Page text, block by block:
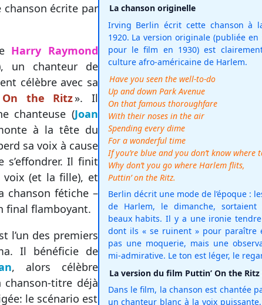
écrite par
Harry Raymond
un chanteur de
célèbre avec sa
On the Ritz». Il
chanteuse (Joan
à la tête du
sa voix à cause
s’effondrer. Il finit
voix (et la fille), et
chanson fétiche –
final flamboyant.
l’un des premiers
Il bénéficie de
, alors célèbre
titre déjà
le scénario est
La chanson originelle
Irving Berlin écrit cette chanson à
1920. La version originale (publiée
pour le film en 1930) est
culture afro-américaine de Harlem.
Have you seen the well-to-do
Up and down Park Avenue
On that famous thoroughfare
With their noses in the air
Spending every dime
For a wonderful time
If you’re blue and you don’t know where
Why don’t you go where Harlem flits,
Puttin’ on the Ritz.
Berlin décrit une mode de l’époque :
de Harlem, le dimanche,
beaux habits. Il y a une ironie
dont ils « se ruinent » pour paraître
pas une moquerie, mais une
mi-admirative. Le ton est léger, le
La version du film Puttin’ On the Ritz
Dans le film, la chanson est chantée
un chanteur blanc à la voix